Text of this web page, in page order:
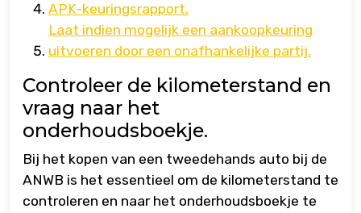
APK-keuringsrapport.
Laat indien mogelijk een aankoopkeuring
uitvoeren door een onafhankelijke partij.
Controleer de kilometerstand en
vraag naar het
onderhoudsboekje.
Bij het kopen van een tweedehands auto bij de
ANWB is het essentieel om de kilometerstand te
controleren en naar het onderhoudsboekje te